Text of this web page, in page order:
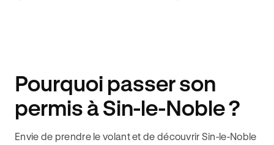
Pourquoi passer son
permis à Sin-le-Noble ?
Envie de prendre le volant et de découvrir Sin-le-Noble